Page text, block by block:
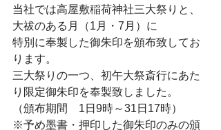
当社では高屋敷稲荷神社三大祭りと、
大祓のある月（1月・7月）に
特別に奉製した御朱印を頒布致してお
ります。
三大祭りの一つ、初午大祭斎行にあた
り限定御朱印を奉製致しました。
（頒布期間　1日9時～31日17時）
※予め墨書・押印した御朱印のみの頒